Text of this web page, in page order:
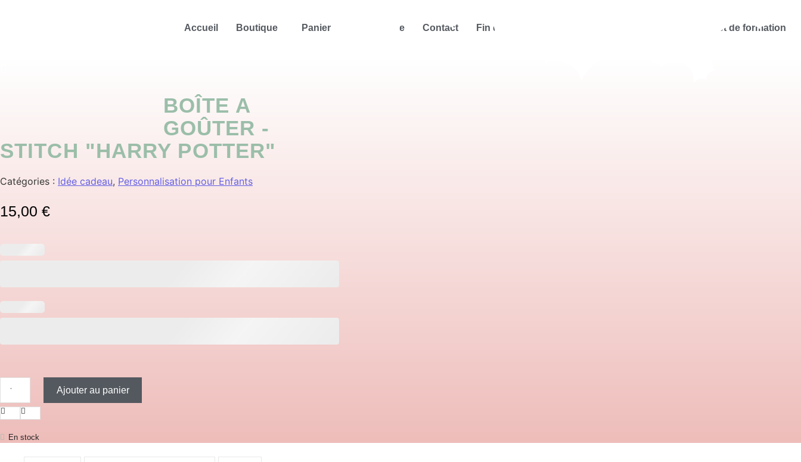
Accueil Boutique Panier Mon compte Contact Fin d’année scolaire Livret de formation
BOÎTE A
GOÛTER -
STITCH "HARRY POTTER"
Catégories : Idée cadeau, Personnalisation pour Enfants
15,00 €
quantité de Boîte a goûter - Stitch "Harry potter"
Ajouter au panier
En stock